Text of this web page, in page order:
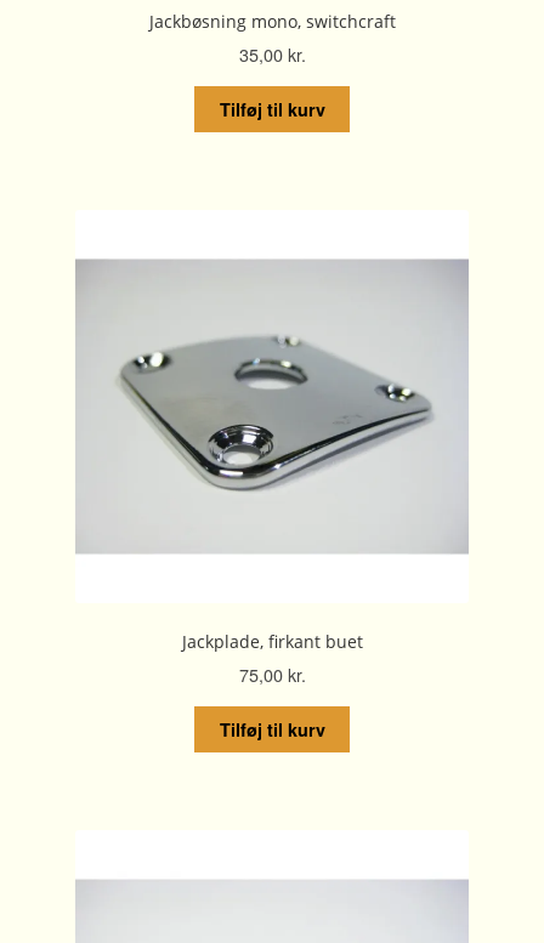
Jackbøsning mono, switchcraft
35,00kr.
Tilføj til kurv
Jackplade, firkant buet
75,00kr.
Tilføj til kurv